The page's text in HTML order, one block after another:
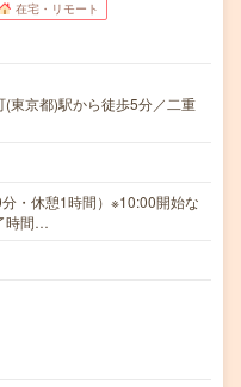
在宅・リモート
東京都)駅から徒歩5分／二重
・休憩1時間）※10:00開始な
時間…